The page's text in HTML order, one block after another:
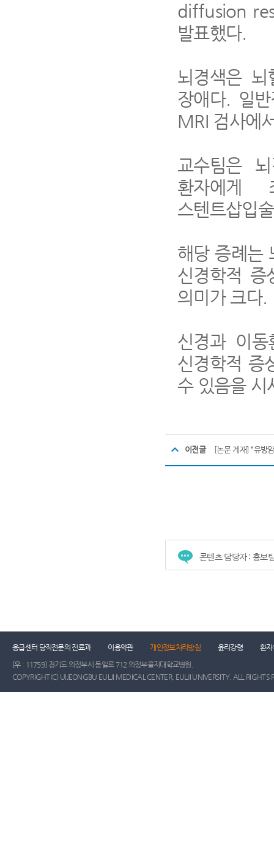
diffusion
발표했다.
뇌경색은
장애다. 일
MRI 검사에
교수팀은
환자에게
스텐트삽입
해당 증례는
신경학적 증
의미가 크다.
신경과 이
신경학적 증
수 있음을 시
이전글 [논문 게재] “유방
콘텐츠 담당자 : 홍보
응급센터 당직전문의 진료과 이용약관 개인정보처리방침 윤리강령
환자
[우 : 11759] 경기도 의정부시 동일로 712 의정부을지대학교병원.
COPYRIGHT(C) UIJEONGBU EULJI MEDICAL CENTER, EULJI UNIVERSITY. ALL RIGHTS